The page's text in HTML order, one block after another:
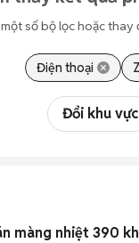
số bộ lọc hoặc thay
Điện thoại
Đổi khu vực
màng nhiệt 390